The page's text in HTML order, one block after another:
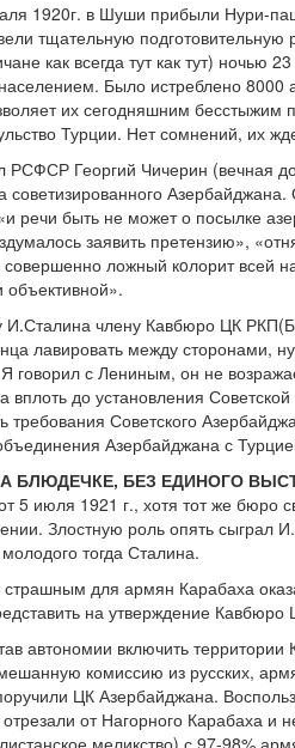
1920г. в Шуши прибыли Нури-
тщательную подготовительную
как всегда тут как тут) ночью
Было истреблено 8000
их сегодняшним
Турции. Нет сомнений, их
РСФСР Георгий Чичерин (вечная
советизированного
речи быть не может о посылке
заявить претензию»,
совершенно ложный кoлорит всей
объективной».
И.Сталина члену Кавбюро ЦК
лавировать между сторонами,
говорил с Лениным, он не
вплоть до установления
требования Советского
Азербайджана с
БЛЮДЕЧКЕ, БЕЗ ЕДИНОГО
5 июля 1921 г., хотя тот же
Злостную роль опять сыграл
тогда Сталина.
для армян Карабаха
на утверждение
автономии включить
комиссию из русских,
ЦК Азербайджана.
от Нагорного Карабаха